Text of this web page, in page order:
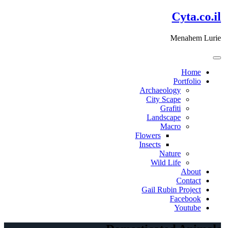
דלג
לתוכן
Cyta.co.il
Menahem Lurie
Home
Portfolio
Archaeology
City Scape
Grafiti
Landscape
Macro
Flowers
Insects
Nature
Wild Life
About
Contact
Gail Rubin Project
Facebook
Youtube